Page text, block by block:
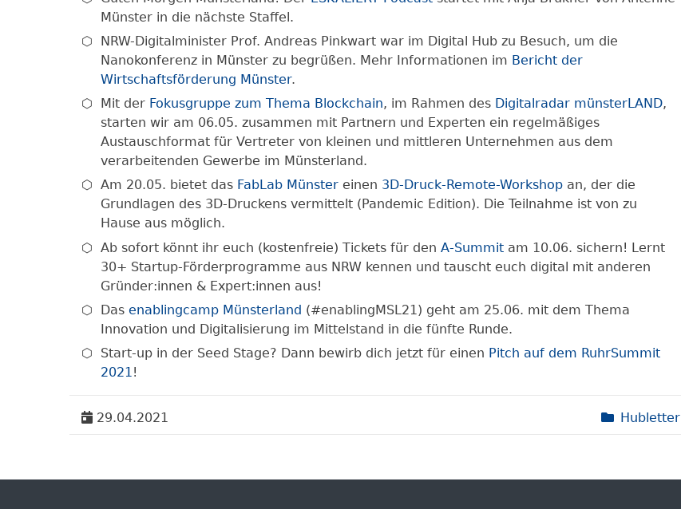
Münster in die nächste Staffel.
NRW-Digitalminister Prof. Andreas Pinkwart war im Digital Hub zu Besuch, um die
Nanokonferenz in Münster zu begrüßen. Mehr Informationen im Bericht der
Wirtschaftsförderung Münster.
Mit der Fokusgruppe zum Thema Blockchain, im Rahmen des Digitalradar münsterLAND,
starten wir am 06.05. zusammen mit Partnern und Experten ein regelmäßiges
Austauschformat für Vertreter von kleinen und mittleren Unternehmen aus dem
verarbeitenden Gewerbe im Münsterland.
Am 20.05. bietet das FabLab Münster einen 3D-Druck-Remote-Workshop an, der die
Grundlagen des 3D-Druckens vermittelt (Pandemic Edition). Die Teilnahme ist von zu
Hause aus möglich.
Ab sofort könnt ihr euch (kostenfreie) Tickets für den A-Summit am 10.06. sichern! Lernt
30+ Startup-Förderprogramme aus NRW kennen und tauscht euch digital mit anderen
Gründer:innen & Expert:innen aus!
Das enablingcamp Münsterland (#enablingMSL21) geht am 25.06. mit dem Thema
Innovation und Digitalisierung im Mittelstand in die fünfte Runde.
Start-up in der Seed Stage? Dann bewirb dich jetzt für einen Pitch auf dem RuhrSummit
2021!
29.04.2021 Hubletter